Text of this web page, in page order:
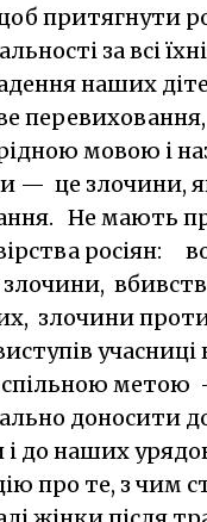
притягнути
за всі
наших
мовою і
— це злочини,
Не мають
росіян:
злочини,
злочини проти
учасниці
спільною метою
доносити до
і до наших
про те, з чим